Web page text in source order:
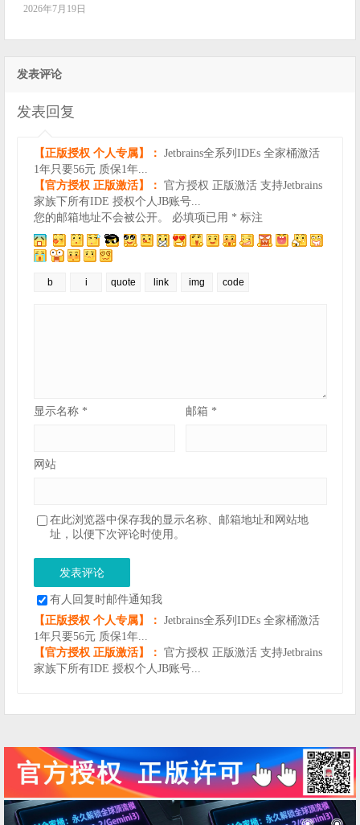
2026年7月19日
发表评论
发表回复
【正版授权 个人专属】： Jetbrains全系列IDEs 全家桶激活
1年只要56元 质保1年...
【官方授权 正版激活】： 官方授权 正版激活 支持Jetbrains
家族下所有IDE 授权个人JB账号...
您的邮箱地址不会被公开。
必填项已用 * 标注
显示名称 * 邮箱 *
网站
在此浏览器中保存我的显示名称、邮箱地址和网站地
址，以便下次评论时使用。
有人回复时邮件通知我
【正版授权 个人专属】： Jetbrains全系列IDEs 全家桶激活
1年只要56元 质保1年...
【官方授权 正版激活】： 官方授权 正版激活 支持Jetbrains
家族下所有IDE 授权个人JB账号...